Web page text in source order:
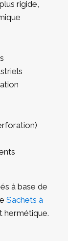
rigide,
à base de
Sachets à
hermétique.